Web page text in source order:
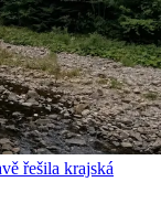
řešila krajská